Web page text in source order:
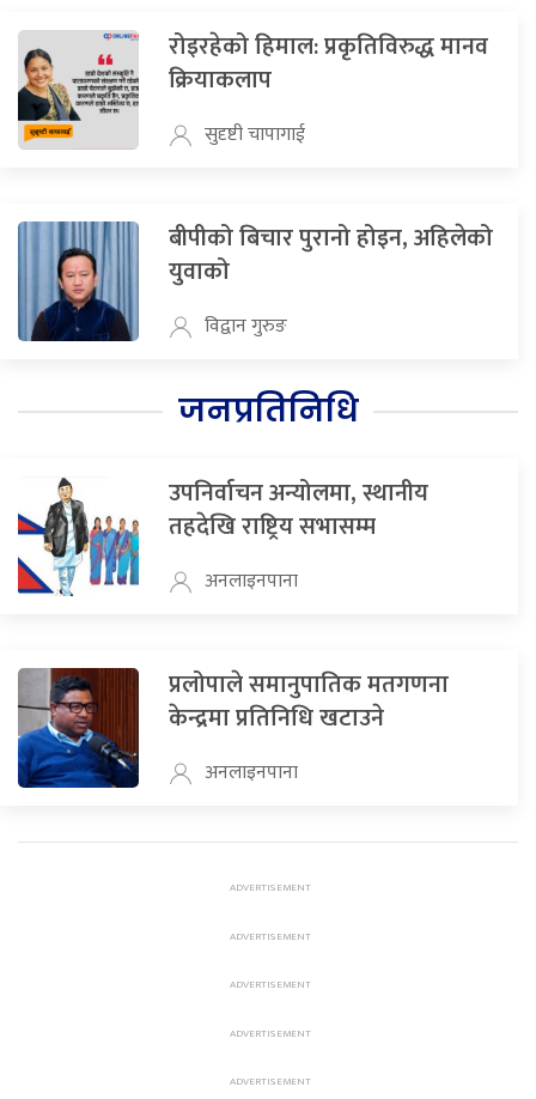
रोइरहेको हिमाल: प्रकृतिविरुद्ध मानव
क्रियाकलाप
सुदृष्टी चापागाई
बीपीको बिचार पुरानो होइन, अहिलेको
युवाको
विद्वान गुरुङ
जनप्रतिनिधि
उपनिर्वाचन अन्योलमा, स्थानीय
तहदेखि राष्ट्रिय सभासम्म
अनलाइनपाना
प्रलोपाले समानुपातिक मतगणना
केन्द्रमा प्रतिनिधि खटाउने
अनलाइनपाना